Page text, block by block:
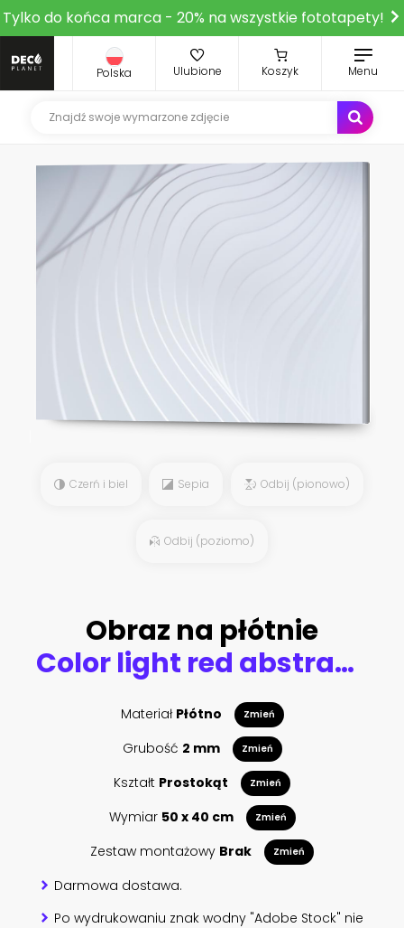
Tylko do końca marca - 20% na wszystkie fototapety!
Polska Ulubione Koszyk Menu
Czerń i biel Sepia Odbij (pionowo)
Odbij (poziomo)
Obraz na płótnie
Color light red abstract waves design
Materiał Płótno Zmień
Grubość 2 mm Zmień
Kształt Prostokąt Zmień
Wymiar 50 x 40 cm Zmień
Zestaw montażowy Brak Zmień
Darmowa dostawa.
Po wydrukowaniu znak wodny "Adobe Stock" nie